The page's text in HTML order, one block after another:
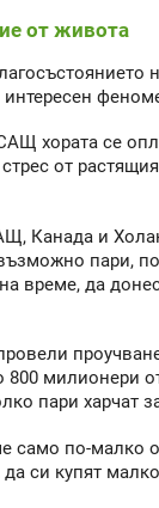
от живота
хората се
от
Канада и
пари,
време, да
800 милионери
пари харчат
само по-малко
да си купят